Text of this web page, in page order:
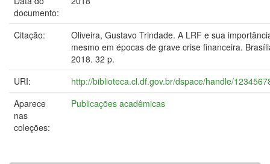
documento:
Citação:
Oliveira, Gustavo Trindade. A LRF e sua
mesmo em épocas de grave crise financeira.
2018. 32 p.
URI:
http://biblioteca.cl.df.gov.br/dspace/handle/
Aparece
nas
coleções:
Publicações acadêmicas